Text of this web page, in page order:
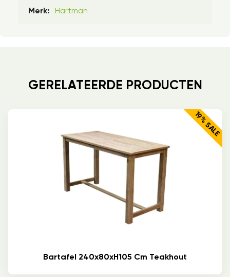
Merk: Hartman
GERELATEERDE PRODUCTEN
19% SALE
Bartafel 240x80xH105 Cm Teakhout